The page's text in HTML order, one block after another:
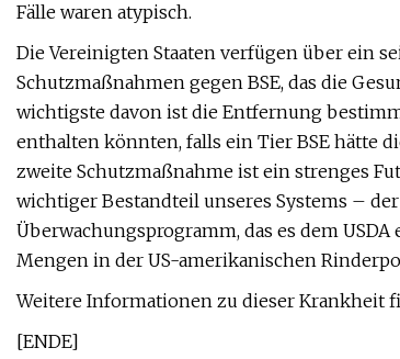
Fälle waren atypisch.
Die Vereinigten Staaten verfügen über ein
Schutzmaßnahmen gegen BSE, das die
wichtigste davon ist die Entfernung
enthalten könnten, falls ein Tier BSE hätte
zweite Schutzmaßnahme ist ein strenges
wichtiger Bestandteil unseres Systems –
Überwachungsprogramm, das es dem
Mengen in der US-amerikanischen
Weitere Informationen zu dieser Krankheit
[ENDE]